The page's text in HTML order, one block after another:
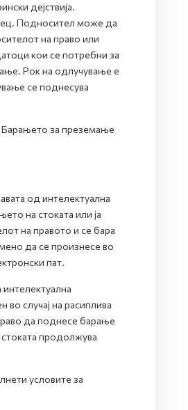
дејствија.
Подносител може да
на право или
кои се потребни за
Рок на одлучување е
се поднесува
Барањето за преземање
од интелектуална
на стоката или ја
на правото и се бара
да се произнесе во
пат.
случај на расиплива
да поднесе барање
продолжува
условите за